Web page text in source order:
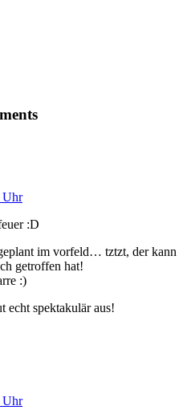
Uhr
:D
im vorfeld… tztzt, der kann
getroffen hat!
:)
echt spektakulär aus!
Uhr